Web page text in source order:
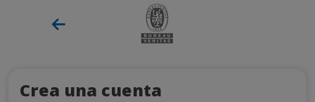
Crea una cuenta